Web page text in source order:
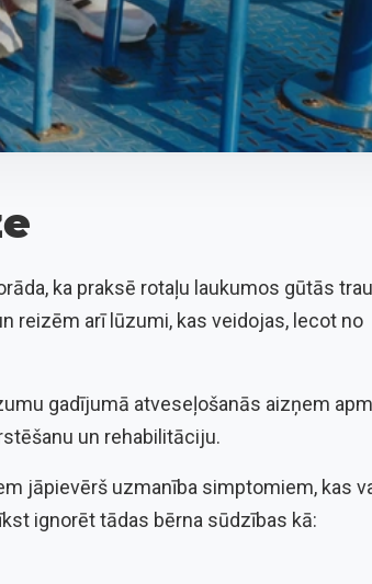
ka praksē rotaļu laukumos gūtās
reizēm arī lūzumi, kas veidojas, lecot no
gadījumā atveseļošanās aizņem
un rehabilitāciju.
jāpievērš uzmanība simptomiem, kas
ignorēt tādas bērna sūdzības kā: